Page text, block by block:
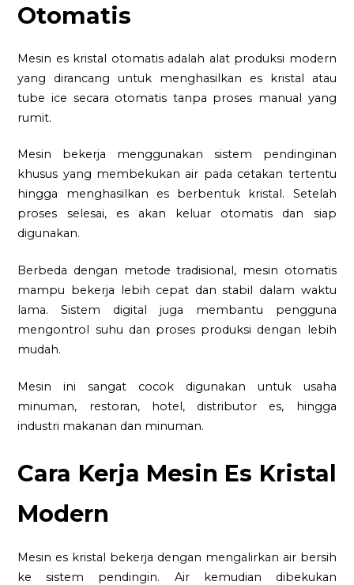
Otomatis
Mesin es kristal otomatis adalah alat produksi modern
yang dirancang untuk menghasilkan es kristal atau
tube ice secara otomatis tanpa proses manual yang
rumit.
Mesin bekerja menggunakan sistem pendinginan
khusus yang membekukan air pada cetakan tertentu
hingga menghasilkan es berbentuk kristal. Setelah
proses selesai, es akan keluar otomatis dan siap
digunakan.
Berbeda dengan metode tradisional, mesin otomatis
mampu bekerja lebih cepat dan stabil dalam waktu
lama. Sistem digital juga membantu pengguna
mengontrol suhu dan proses produksi dengan lebih
mudah.
Mesin ini sangat cocok digunakan untuk usaha
minuman, restoran, hotel, distributor es, hingga
industri makanan dan minuman.
Cara Kerja Mesin Es Kristal
Modern
Mesin es kristal bekerja dengan mengalirkan air bersih
ke sistem pendingin. Air kemudian dibekukan